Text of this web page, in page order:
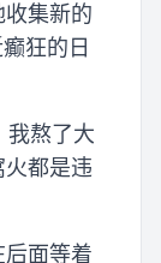
集新的
狂的日
我熬了大
都是违
面等着